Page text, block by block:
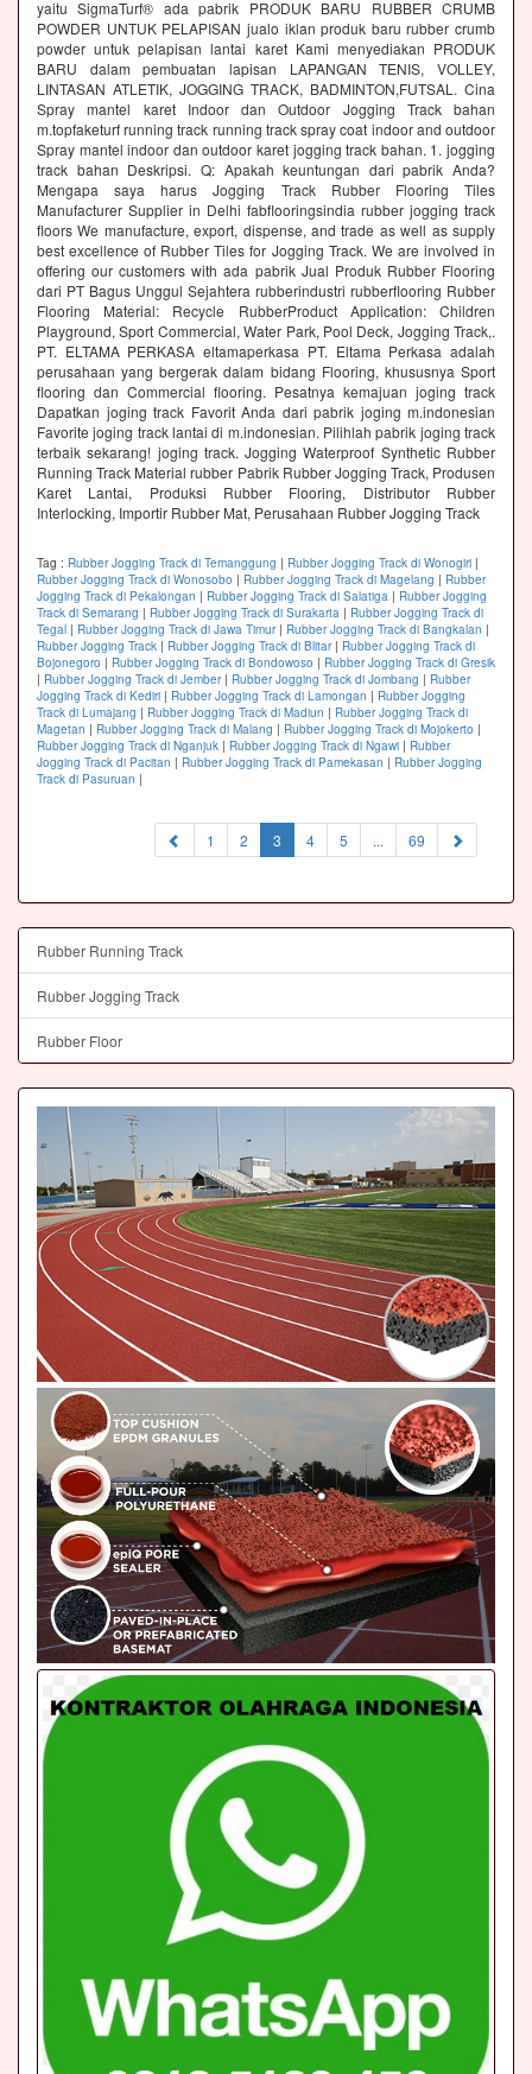
yaitu SigmaTurf® ada pabrik PRODUK BARU RUBBER CRUMB
POWDER UNTUK PELAPISAN jualo iklan produk baru rubber crumb
powder untuk pelapisan lantai karet Kami menyediakan PRODUK
BARU dalam pembuatan lapisan LAPANGAN TENIS, VOLLEY,
LINTASAN ATLETIK, JOGGING TRACK, BADMINTON,FUTSAL. Cina
Spray mantel karet Indoor dan Outdoor Jogging Track bahan
m.topfaketurf running track running track spray coat indoor and outdoor
Spray mantel indoor dan outdoor karet jogging track bahan. 1. jogging
track bahan Deskripsi. Q: Apakah keuntungan dari pabrik Anda?
Mengapa saya harus Jogging Track Rubber Flooring Tiles
Manufacturer Supplier in Delhi fabflooringsindia rubber jogging track
floors We manufacture, export, dispense, and trade as well as supply
best excellence of Rubber Tiles for Jogging Track. We are involved in
offering our customers with ada pabrik Jual Produk Rubber Flooring
dari PT Bagus Unggul Sejahtera rubberindustri rubberflooring Rubber
Flooring Material: Recycle RubberProduct Application: Children
Playground, Sport Commercial, Water Park, Pool Deck, Jogging Track,.
PT. ELTAMA PERKASA eltamaperkasa PT. Eltama Perkasa adalah
perusahaan yang bergerak dalam bidang Flooring, khususnya Sport
flooring dan Commercial flooring. Pesatnya kemajuan joging track
Dapatkan joging track Favorit Anda dari pabrik joging m.indonesian
Favorite joging track lantai di m.indonesian. Pilihlah pabrik joging track
terbaik sekarang! joging track. Jogging Waterproof Synthetic Rubber
Running Track Material rubber Pabrik Rubber Jogging Track, Produsen
Karet Lantai, Produksi Rubber Flooring, Distributor Rubber
Interlocking, Importir Rubber Mat, Perusahaan Rubber Jogging Track
Tag : Rubber Jogging Track di Temanggung | Rubber Jogging Track di Wonogiri |
Rubber Jogging Track di Wonosobo | Rubber Jogging Track di Magelang | Rubber
Jogging Track di Pekalongan | Rubber Jogging Track di Salatiga | Rubber Jogging
Track di Semarang | Rubber Jogging Track di Surakarta | Rubber Jogging Track di
Tegal | Rubber Jogging Track di Jawa Timur| Rubber Jogging Track di Bangkalan |
Rubber Jogging Track | Rubber Jogging Track di Blitar| Rubber Jogging Track di
Bojonegoro | Rubber Jogging Track di Bondowoso | Rubber Jogging Track di Gresik
| Rubber Jogging Track di Jember| Rubber Jogging Track di Jombang | Rubber
Jogging Track di Kediri | Rubber Jogging Track di Lamongan | Rubber Jogging
Track di Lumajang | Rubber Jogging Track di Madiun | Rubber Jogging Track di
Magetan | Rubber Jogging Track di Malang | Rubber Jogging Track di Mojokerto |
Rubber Jogging Track di Nganjuk | Rubber Jogging Track di Ngawi | Rubber
Jogging Track di Pacitan | Rubber Jogging Track di Pamekasan | Rubber Jogging
Track di Pasuruan |
1 2 3 (current)
4 5 ... 69
Rubber Running Track
Rubber Jogging Track
Rubber Floor